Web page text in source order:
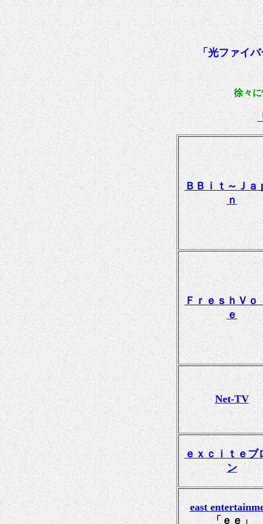
「光ファイ
徐々
ＢＢｉｔ～Ｊａ
ｎ
ＦｒｅｓｈＶｏ
ｅ
Net-TV
ｅｘｃｉｔｅブ
ン
east
「ｅｅ」